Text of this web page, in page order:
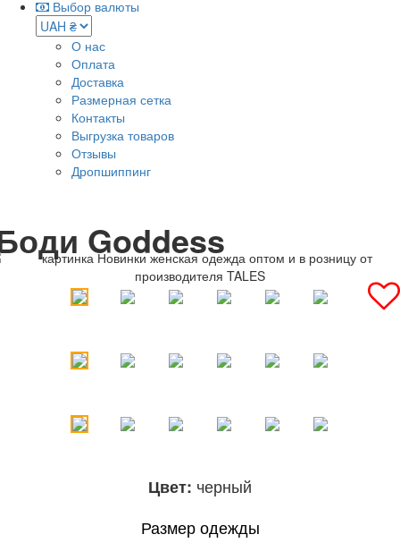
Выбор валюты
О нас
Оплата
Доставка
Размерная сетка
Контакты
Выгрузка товаров
Отзывы
Дропшиппинг
Goddess
Цвет: черный
Размер одежды